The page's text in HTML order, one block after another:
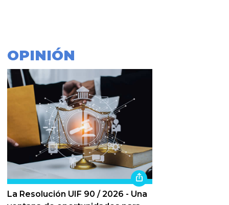
OPINIÓN
La Resolución UIF 90 / 2026 - Una